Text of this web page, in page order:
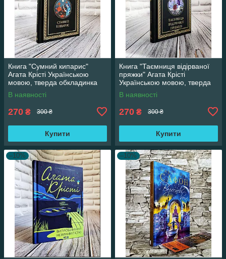
Книга "Сумний кипарис"
Агата Крісті Українською
мовою, тверда обкладинка
В наявності
270 ₴ 300 ₴
Купити
Книга "Таємниця відірваної
пряжки" Агата Крісті
Українською мовою, тверда
обкладинка
В наявності
270 ₴ 300 ₴
Купити
–10% –10%